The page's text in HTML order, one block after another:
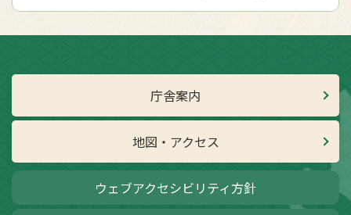
庁舎案内
地図・アクセス
ウェブアクセシビリティ方針